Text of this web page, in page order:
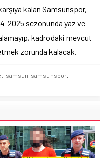
kalan Samsunspor,
2025 sezonunda yaz ve
kadrodaki mevcut
zorunda kalacak.
samsun samsunspor